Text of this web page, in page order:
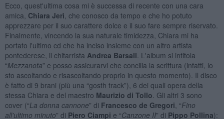
Ecco, quest'ultima cosa mi è successa di recente con una cara
amica, Chiara Jerì , che conosco da tempo e che ho potuto
apprezzare per il suo carattere dolce e il suo fare sempre riservato.
Finalmente, vincendo la sua naturale timidezza, Chiara mi ha
portato l'ultimo cd che ha inciso insieme con un altro artista
pontederese, il chitarrista Andrea Barsali . L'album si intitola
“Mezzanota” e posso assicurarvi che concilia la scrittura (infatti, lo
sto ascoltando e risascoltando proprio in questo momento). Il disco
è fatto di 9 brani (più una “gosth track”), 6 dei quali opera della
stessa Chiara e del maestro Maurizio di Tollo . Gli altri 3 sono
cover (“La donna cannone” di Francesco de Gregori , “Fino
all'ultimo minuto” di Piero Ciampi e “Canzone II” di Pippo Pollina):